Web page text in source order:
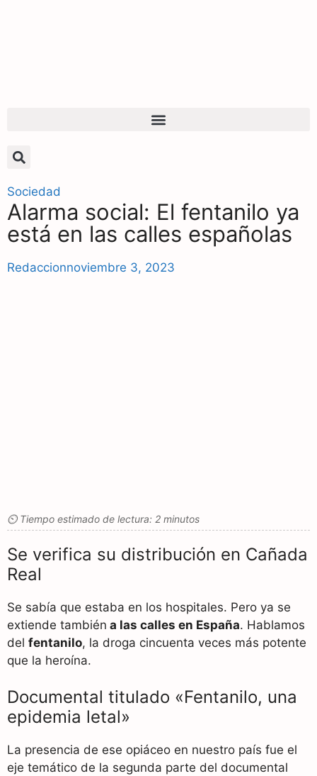
Sociedad
Alarma social: El fentanilo ya
está en las calles españolas
Redaccionnoviembre 3, 2023
⏲ Tiempo estimado de lectura: 2 minutos
Se verifica su distribución en Cañada
Real
Se sabía que estaba en los hospitales. Pero ya se
extiende también a las calles en España. Hablamos
del fentanilo, la droga cincuenta veces más potente
que la heroína.
Documental titulado «Fentanilo, una
epidemia letal»
La presencia de ese opiáceo en nuestro país fue el
eje temático de la segunda parte del documental